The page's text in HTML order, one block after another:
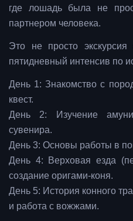
где лошадь была не
партнером человека.
Это не просто
пятидневный интенсив по
День 1: Знакомство с
квест.
День 2: Изучение
сувенира.
День 3: Основы работы в
День 4: Верховая езда
создание оригами-коня.
День 5: История конного
и работа с вожжами.